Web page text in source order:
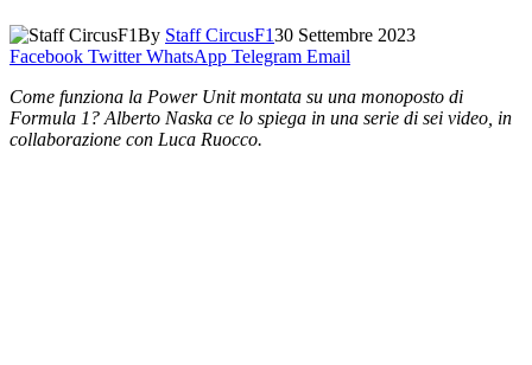
By Staff CircusF130 Settembre 2023
Facebook Twitter WhatsApp Telegram Email
Come funziona la Power Unit montata su una monoposto di
Formula 1? Alberto Naska ce lo spiega in una serie di sei video, in
collaborazione con Luca Ruocco.